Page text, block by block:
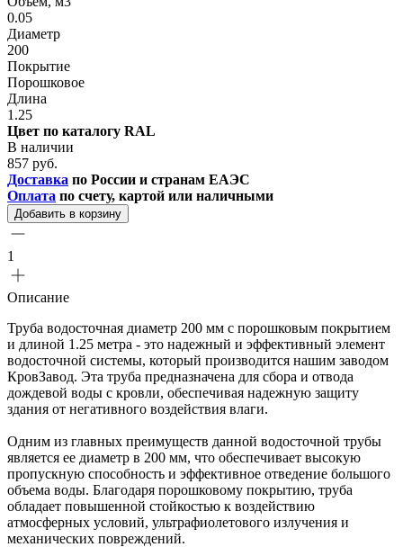
0.05
Диаметр
200
Покрытие
Порошковое
Длина
1.25
Цвет по каталогу RAL
В наличии
857 руб.
Доставка по России и странам ЕАЭС
Оплата по счету, картой или наличными
Добавить в корзину
1
Описание
Труба водосточная диаметр 200 мм с порошковым покрытием
и длиной 1.25 метра - это надежный и эффективный элемент
водосточной системы, который производится нашим заводом
КровЗавод. Эта труба предназначена для сбора и отвода
дождевой воды с кровли, обеспечивая надежную защиту
здания от негативного воздействия влаги.
Одним из главных преимуществ данной водосточной трубы
является ее диаметр в 200 мм, что обеспечивает высокую
пропускную способность и эффективное отведение большого
объема воды. Благодаря порошковому покрытию, труба
обладает повышенной стойкостью к воздействию
атмосферных условий, ультрафиолетового излучения и
механических повреждений.